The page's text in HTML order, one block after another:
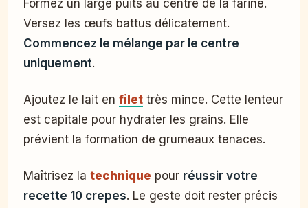
Formez un large puits au centre de la farine.
Versez les œufs battus délicatement.
Commencez le mélange par le centre
uniquement.
Ajoutez le lait en filet très mince. Cette lenteur
est capitale pour hydrater les grains. Elle
prévient la formation de grumeaux tenaces.
Maîtrisez la technique pour réussir votre
recette 10 crepes. Le geste doit rester précis